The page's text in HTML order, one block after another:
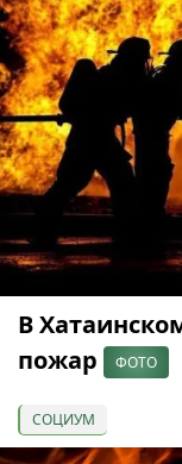
В
пожар
ФОТО
СОЦИУМ